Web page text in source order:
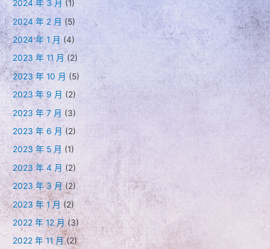
2024 年 3 月 (1)
2024 年 2 月 (5)
2024 年 1 月(4)
2023 年 11 月(2)
2023 年 10 月 (5)
2023 年 9 月 (2)
2023 年 7 月 (3)
2023 年 6 月 (2)
2023 年 5 月 (1)
2023 年 4 月 (2)
2023 年 3 月(2)
2023 年 1 月(2)
2022 年 12 月 (3)
2022 年 11 月(2)